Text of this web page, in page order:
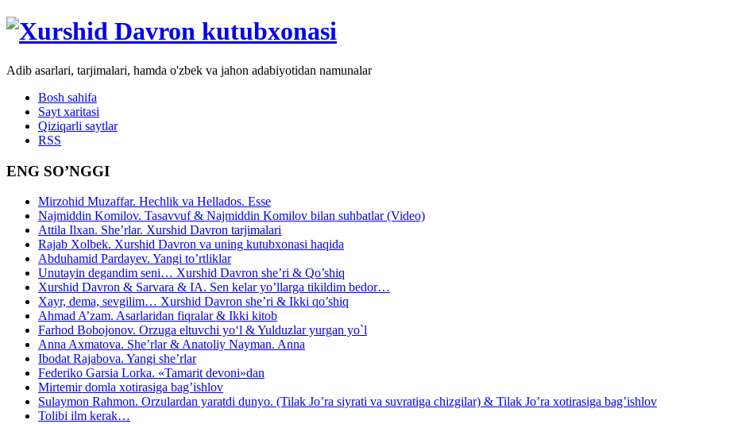
Adib asarlari, tarjimalari, hamda o'zbek va jahon adabiyotidan namunalar
Bosh sahifa
Sayt xaritasi
Qiziqarli saytlar
RSS
ENG SO’NGGI
Mirzohid Muzaffar. Hechlik va Hellados. Esse
Najmiddin Komilov. Tasavvuf & Najmiddin Komilov bilan suhbatlar (Video)
Attila Ilxan. She’rlar. Xurshid Davron tarjimalari
Rajab Xolbek. Xurshid Davron va uning kutubxonasi haqida
Abduhamid Pardayev. Yangi to’rtliklar
Unutayin degandim seni… Xurshid Davron she’ri & Qo’shiq
Xurshid Davron & Sarvara & IA. Sen kelar yo’llarga tikildim bedor…
Xayr, dema, sevgilim… Xurshid Davron she’ri & Ikki qo’shiq
Ahmad A’zam. Asarlaridan fiqralar & Ikki kitob
Farhod Bobojonov. Orzuga eltuvchi yo‘l & Yulduzlar yurgan yo`l
Anna Axmatova. She’rlar & Anatoliy Nayman. Anna
Ibodat Rajabova. Yangi she’rlar
Federiko Garsia Lorka. «Tamarit devoni»dan
Mirtemir domla xotirasiga bag’ishlov
Sulaymon Rahmon. Orzulardan yaratdi dunyo. (Tilak Jo’ra siyrati va suvratiga chizgilar) & Tilak Jo’ra xotirasiga bag’ishlov
Tolibi ilm kerak…